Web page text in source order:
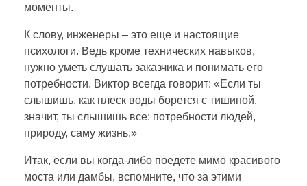
моменты.
К слову, инженеры – это еще и настоящие
психологи. Ведь кроме технических навыков,
нужно уметь слушать заказчика и понимать его
потребности. Виктор всегда говорит: «Если ты
слышишь, как плеск воды борется с тишиной,
значит, ты слышишь все: потребности людей,
природу, саму жизнь.»
Итак, если вы когда-либо поедете мимо красивого
моста или дамбы, вспомните, что за этими